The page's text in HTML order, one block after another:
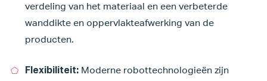
verdeling van het materiaal en een verbeterde
wanddikte en oppervlakteafwerking van de
producten.
Flexibiliteit:Moderne robottechnologieën zijn